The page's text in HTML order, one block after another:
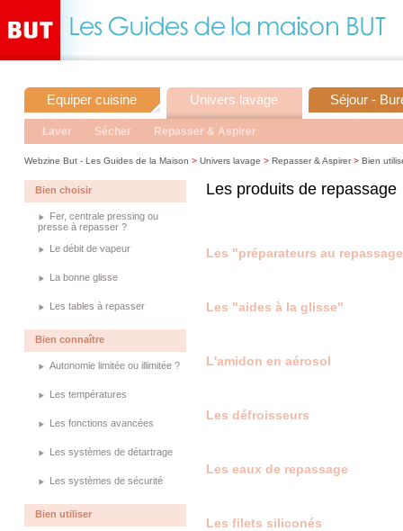
Equiper cuisine Univers lavage Séjour -
Laver Sécher Repasser & Aspirer
Webzine But - Les Guides de la Maison > Univers lavage > Repasser & Aspirer> Bien
Bien choisir
Fer, centrale pressing ou
presse à repasser ?
Le débit de vapeur
La bonne glisse
Les tables à repasser
Bien connaître
Autonomie limitée ou illimitée ?
Les températures
Les fonctions avancées
Les systèmes de détartrage
Les systèmes de sécurité
Bien utiliser
Les produits de repassage
Les "préparateurs au
Les "aides à la glisse"
L'amidon en aérosol
Les défroisseurs
Les eaux de repassage
Les filets siliconés